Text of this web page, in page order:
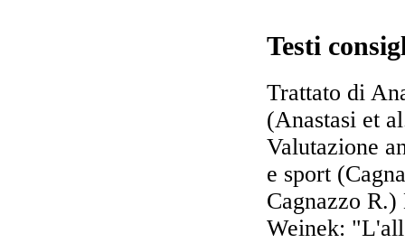
Testi
Trattato di
(Anastasi et
Valutazione
e sport
Cagnazzo
Weinek: